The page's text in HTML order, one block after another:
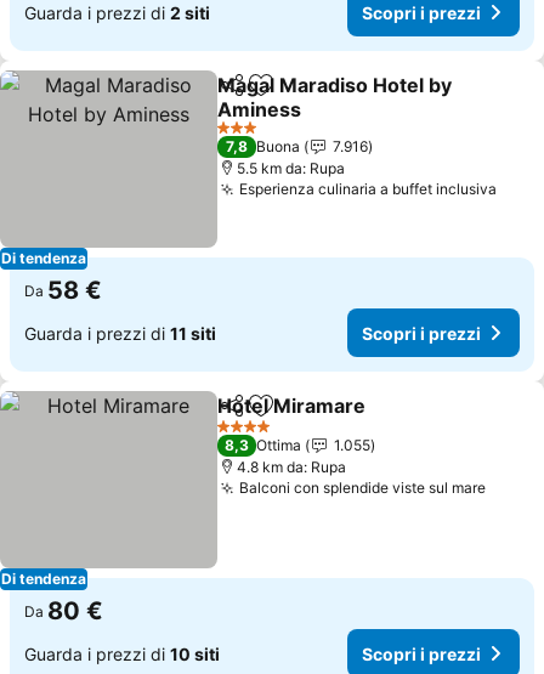
Guarda i prezzi di 2 siti Scopri i prezzi
Di tendenza
CondividiAggiungi ai preferiti
Magal Maradiso Hotel by
Aminess
3 Stelle
7,8 Buona
7.916
5.5 km da: Rupa
Esperienza culinaria a buffet inclusiva
Da 58 €
Guarda i prezzi di 11 siti Scopri i prezzi
Di tendenza
CondividiAggiungi ai preferiti
Hotel Miramare
4 Stelle
8,3 Ottima
1.055
4.8 km da: Rupa
Balconi con splendide viste sul mare
Da 80 €
Guarda i prezzi di 10 siti Scopri i prezzi